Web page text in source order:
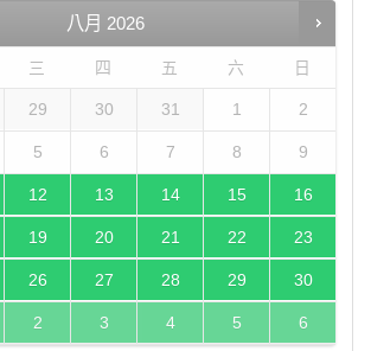
八月 2026
三 四 五 六 日
29 30 31 1 2
5 6 7 8 9
12 13 14 15 16
19 20 21 22 23
26 27 28 29 30
2 3 4 5 6